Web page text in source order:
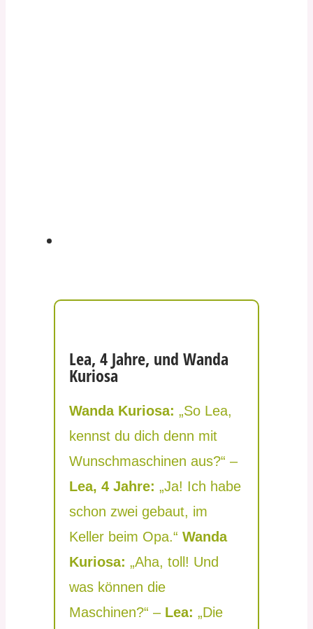
Lea, 4 Jahre, und Wanda
Kuriosa
Wanda Kuriosa: „So Lea,
kennst du dich denn mit
Wunschmaschinen aus?“ –
Lea, 4 Jahre: „Ja! Ich habe
schon zwei gebaut, im
Keller beim Opa.“ Wanda
Kuriosa: „Aha, toll! Und
was können die
Maschinen?“ – Lea: „Die